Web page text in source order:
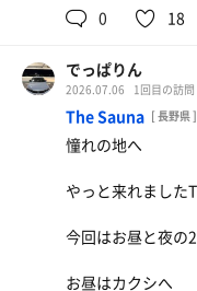
水風呂がとてつも
いい天気すぎた
0 18
でっぱりん
2026.07.06 1回目の訪問
The Sauna [ 長野県 ]
憧れの地へ
やっと来れました
今回はお昼と夜の
お昼はカクシへ